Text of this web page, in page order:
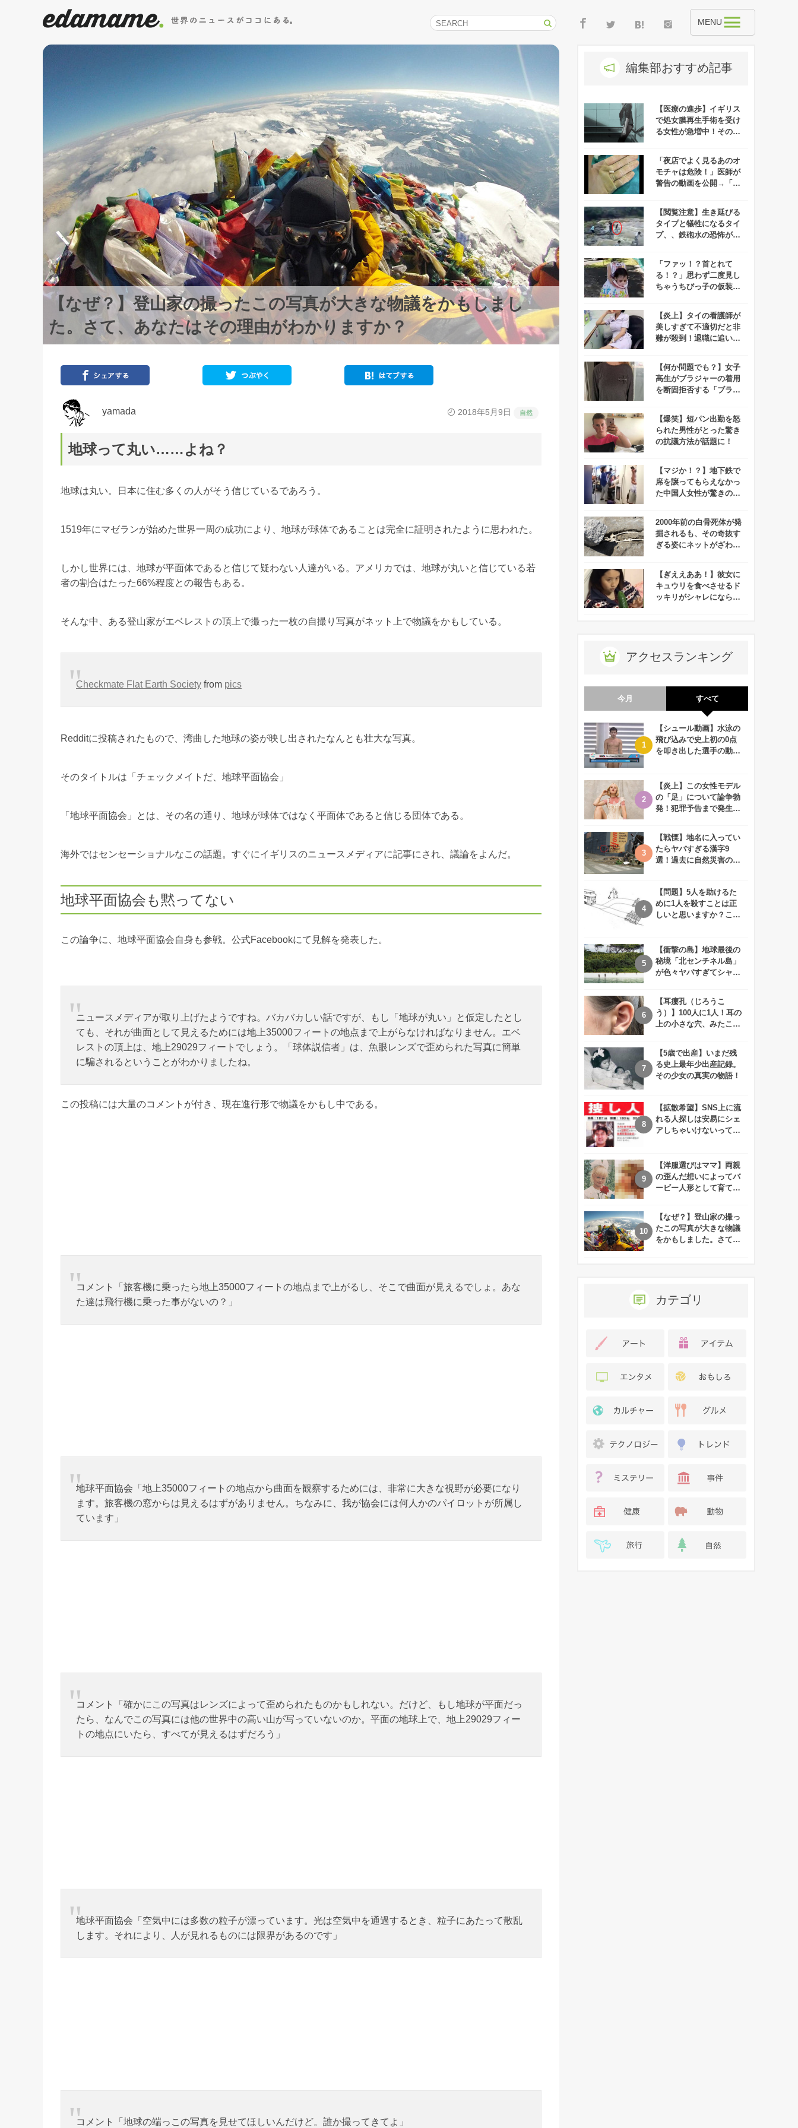
MENU
【なぜ？】登山家の撮ったこの写真が大きな物議をかもしまし
た。さて、あなたはその理由がわかりますか？
yamada 2018年5月9日 自然
地球って丸い……よね？
地球は丸い。日本に住む多くの人がそう信じているであろう。
1519年にマゼランが始めた世界一周の成功により、地球が球体であることは完全に証明されたように思われた。
しかし世界には、地球が平面体であると信じて疑わない人達がいる。アメリカでは、地球が丸いと信じている若
者の割合はたった66%程度との報告もある。
そんな中、ある登山家がエベレストの頂上で撮った一枚の自撮り写真がネット上で物議をかもしている。
Checkmate Flat Earth Society from pics
Redditに投稿されたもので、湾曲した地球の姿が映し出されたなんとも壮大な写真。
そのタイトルは「チェックメイトだ、地球平面協会」
「地球平面協会」とは、その名の通り、地球が球体ではなく平面体であると信じる団体である。
海外ではセンセーショナルなこの話題。すぐにイギリスのニュースメディアに記事にされ、議論をよんだ。
地球平面協会も黙ってない
この論争に、地球平面協会自身も参戦。公式Facebookにて見解を発表した。
ニュースメディアが取り上げたようですね。バカバカしい話ですが、もし「地球が丸い」と仮定したとし
ても、それが曲面として見えるためには地上35000フィートの地点まで上がらなければなりません。エベ
レストの頂上は、地上29029フィートでしょう。「球体説信者」は、魚眼レンズで歪められた写真に簡単
に騙されるということがわかりましたね。
この投稿には大量のコメントが付き、現在進行形で物議をかもし中である。
コメント「旅客機に乗ったら地上35000フィートの地点まで上がるし、そこで曲面が見えるでしょ。あな
た達は飛行機に乗った事がないの？」
地球平面協会「地上35000フィートの地点から曲面を観察するためには、非常に大きな視野が必要になり
ます。旅客機の窓からは見えるはずがありません。ちなみに、我が協会には何人かのパイロットが所属し
ています」
コメント「確かにこの写真はレンズによって歪められたものかもしれない。だけど、もし地球が平面だっ
たら、なんでこの写真には他の世界中の高い山が写っていないのか。平面の地球上で、地上29029フィー
トの地点にいたら、すべてが見えるはずだろう」
地球平面協会「空気中には多数の粒子が漂っています。光は空気中を通過するとき、粒子にあたって散乱
します。それにより、人が見れるものには限界があるのです」
コメント「地球の端っこの写真を見せてほしいんだけど。誰か撮ってきてよ」
編集部おすすめ記事
【医療の進歩】イギリス
で処女膜再生手術を受け
る女性が急増中！その理
「夜店でよく見るあのオ
モチャは危険！」医師が
警告の動画を公開→「気
う、、」と話題に！
【閲覧注意】生き延びる
タイプと犠牲になるタイ
プ、、鉄砲水の恐怖がよ
「ファッ！？首とれて
る！？」思わず二度見し
ちゃうちびっ子の仮装が
【炎上】タイの看護師が
美しすぎて不適切だと非
難が殺到！退職に追い込
【何か問題でも？】女子
高生がブラジャーの着用
を断固拒否する「ブラコ
【爆笑】短パン出勤を怒
られた男性がとった驚き
の抗議方法が話題に！
【マジか！？】地下鉄で
席を譲ってもらえなかっ
た中国人女性が驚きの行
2000年前の白骨死体が発
掘されるも、その奇抜す
ぎる姿にネットがざわつ
【ぎええああ！】彼女に
キュウリを食べさせるド
ッキリがシャレにならな
アクセスランキング
今月 すべて
【シュール動画】水泳の
飛び込みで史上初の0点
を叩き出した選手の動画
【炎上】この女性モデル
の「足」について論争勃
発！犯罪予告まで発生す
【戦慄】地名に入ってい
たらヤバすぎる漢字9
選！過去に自然災害の歴
【問題】5人を助けるた
めに1人を殺すことは正
しいと思いますか？この
【衝撃の島】地球最後の
秘境「北センチネル島」
が色々ヤバすぎてシャレ
【耳瘻孔（じろうこ
う）】100人に1人！耳の
上の小さな穴、みたこと
【5歳で出産】いまだ残
る史上最年少出産記録。
その少女の真実の物語！
【拡散希望】SNS上に流
れる人探しは安易にシェ
アしちゃいけないって知
【洋服選びはママ】両親
の歪んだ想いによってバ
ービー人形として育てら
【なぜ？】登山家の撮っ
たこの写真が大きな物議
をかもしました。さて、
カテゴリ